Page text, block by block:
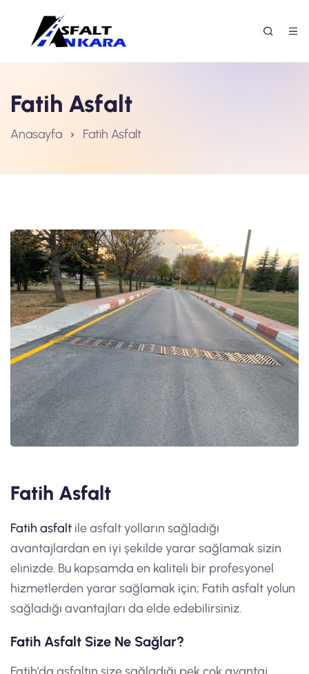
Fatih Asfalt
Anasayfa Fatih Asfalt
Fatih Asfalt
Fatih asfalt ile asfalt yolların sağladığı
avantajlardan en iyi şekilde yarar sağlamak sizin
elinizde. Bu kapsamda en kaliteli bir profesyonel
hizmetlerden yarar sağlamak için; Fatih asfalt yolun
sağladığı avantajları da elde edebilirsiniz.
Fatih Asfalt Size Ne Sağlar?
Fatih’da asfaltın size sağladığı pek çok avantaj